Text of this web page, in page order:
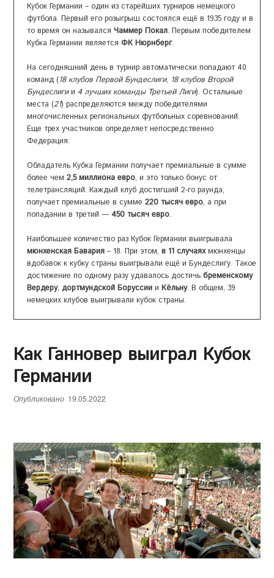
Кубок Германии – один из старейших турниров немецкого
футбола. Первый его розыгрыш состоялся ещё в 1935 году и в
то время он называлсяЧаммер Покал. Первым победителем
Кубка Германии являетсяФК Нюрнберг.
На сегодняшний день в турнир автоматически попадают 40
команд (18 клубов Первой Бундеслиги, 18 клубов Второй
Бундеслигии 4 лучших команды Третьей Лиги). Остальные
места (21) распределяются между победителями
многочисленных региональных футбольных соревнований.
Еще трех участников определяет непосредственно
Федерация.
Обладатель Кубка Германии получает премиальные в сумме
более чем 2,5 миллиона евро, и это только бонус от
телетрансляций. Каждый клуб достигший 2-го раунда,
получает премиальные в сумме220 тысяч евро, а при
попадании в третий — 450 тысяч евро.
Наибольшее количество раз Кубок Германии выигрывала
мюнхенская Бавария – 18. При этом,в 11 случаяхмюнхенцы
вдобавок к кубку страны выигрывали ещё и Бундеслигу. Такое
достижение по одному разу удавалось достичьбременскому
Вердеру,дортмундской Боруссии иКёльну. В общем, 39
немецких клубов выигрывали кубок страны.
Как Ганновер выиграл Кубок
Германии
Опубликовано 19.05.2022